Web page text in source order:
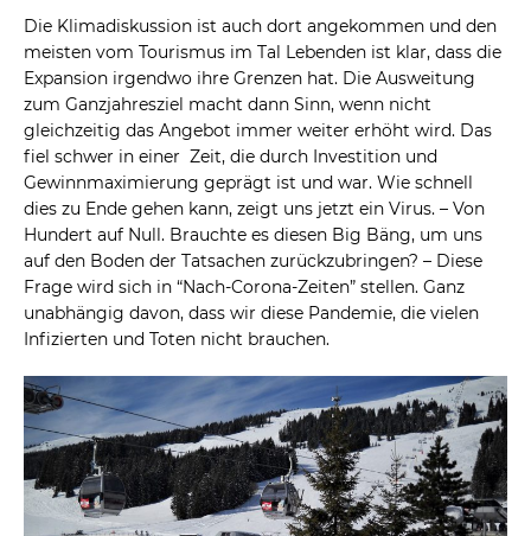
Die Klimadiskussion ist auch dort angekommen und den
meisten vom Tourismus im Tal Lebenden ist klar, dass die
Expansion irgendwo ihre Grenzen hat. Die Ausweitung
zum Ganzjahresziel macht dann Sinn, wenn nicht
gleichzeitig das Angebot immer weiter erhöht wird. Das
fiel schwer in einer Zeit, die durch Investition und
Gewinnmaximierung geprägt ist und war. Wie schnell
dies zu Ende gehen kann, zeigt uns jetzt ein Virus. – Von
Hundert auf Null. Brauchte es diesen Big Bäng, um uns
auf den Boden der Tatsachen zurückzubringen? – Diese
Frage wird sich in “Nach-Corona-Zeiten” stellen. Ganz
unabhängig davon, dass wir diese Pandemie, die vielen
Infizierten und Toten nicht brauchen.